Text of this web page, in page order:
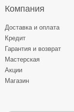
Компания
Доставка и оплата
Кредит
Гарантия и возврат
Мастерская
Акции
Магазин